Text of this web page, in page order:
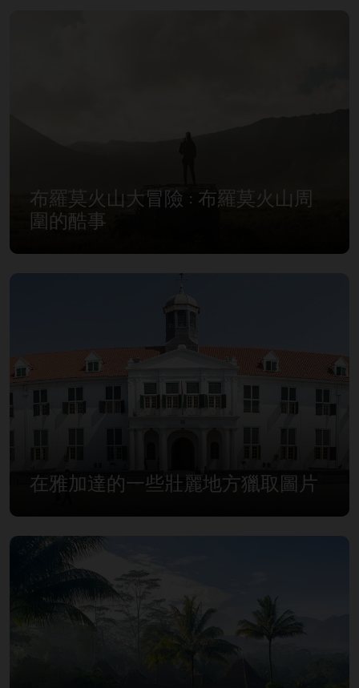
布羅莫火山大冒險 : 布羅莫火山周
圍的酷事
在雅加達的一些壯麗地方獵取圖片